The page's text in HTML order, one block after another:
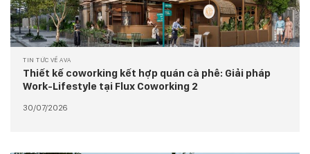
TIN TỨC VỀ AVA
Thiết kế coworking kết hợp quán cà phê: Giải pháp
Work-Lifestyle tại Flux Coworking 2
30/07/2026